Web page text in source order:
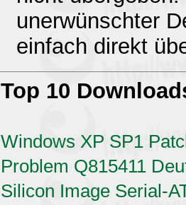
unerwünschter
einfach direkt
Top 10
Windows XP SP1
Problem Q815411
Silicon Image Serial-